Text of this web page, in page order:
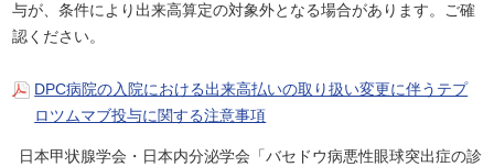
与が、条件により出来高算定の対象外となる場合があります。ご確
認ください。
DPC病院の入院における出来高払いの取り扱い変更に伴うテプ
ロツムマブ投与に関する注意事項
日本甲状腺学会・日本内分泌学会「バセドウ病悪性眼球突出症の診